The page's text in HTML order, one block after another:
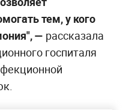
тем, у кого
— рассказала
госпиталя